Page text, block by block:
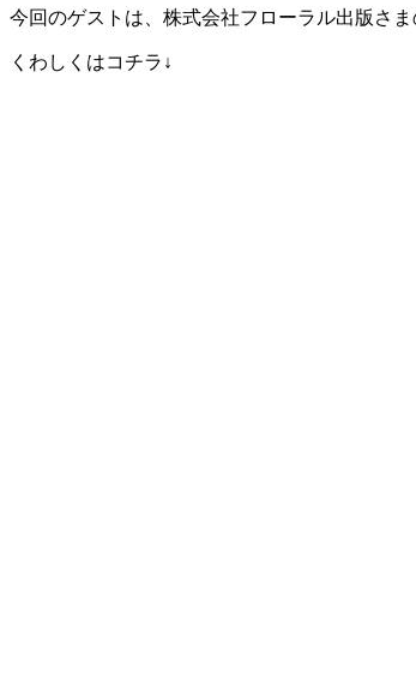
今回のゲストは、株式会社フローラル出版さ
くわしくはコチラ↓